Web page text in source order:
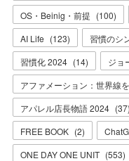
OS・Beinig・前提 (100)
AI Life (123) 習慣のシ
習慣化 2024 (14) ジョ
アファメーション：世界線
アパレル店長物語 2024 (37)
FREE BOOK (2)
ONE DAY ONE UNIT (553)